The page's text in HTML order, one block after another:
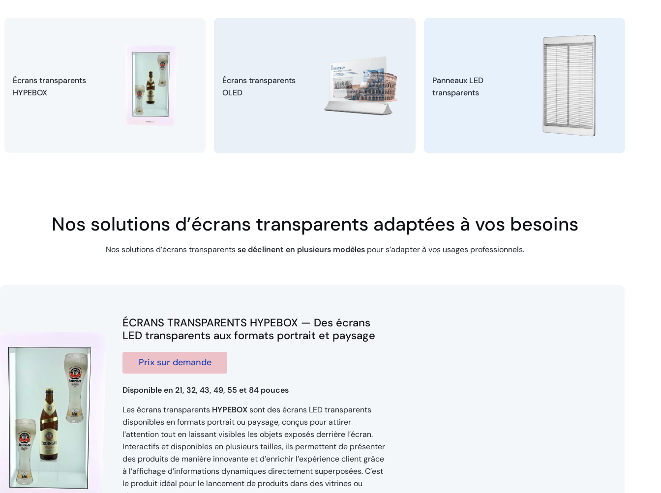
Écrans transparents
HYPEBOX
Écrans transparents
OLED
Panneaux LED
transparents
Nos solutions d’écrans transparents adaptées à vos besoins​
Nos solutions d’écrans transparentsse déclinent en plusieurs modèlespour s’adapter à vos usages professionnels.
ÉCRANS TRANSPARENTS HYPEBOX — Des écrans
LED transparents aux formats portrait et paysage
Prix sur demande
Disponible en 21, 32, 43, 49, 55 et 84 pouces
Les écrans transparents HYPEBOXsont des écrans LED transparents
disponibles en formats portrait ou paysage, conçus pour attirer
l’attention tout en laissant visibles les objets exposés derrière l’écran.
Interactifs et disponibles en plusieurs tailles, ils permettent de présenter
des produits de manière innovante et d’enrichir l’expérience client grâce
à l’affichage d’informations dynamiques directement superposées. C’est
le produit idéal pour le lancement de produits dans des vitrines ou